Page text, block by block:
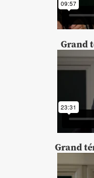
Grand
Grand